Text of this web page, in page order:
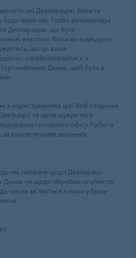
цю Декларацію Захисту
який час. Forbo рекомендує
Декларацію, що бути
версією. Коли ви відвідуєте
що це ваша
ознайомлюватись з
Даних, щоб бути в
з користуванням цієї Веб-сторінки
та залагоджуються
головного офісу Forbo в
за виключенням законних
які питання щодо Декларації
Даних чи щодо обробки особистої
ласка зв'яжіться з нами у будь-